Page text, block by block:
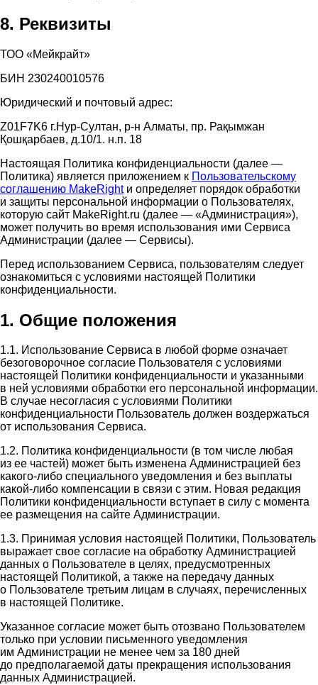
8. Реквизиты
ТОО «Мейкрайт»
БИН 230240010576
Юридический и почтовый адрес:
Z01F7K6 г.Нур-Султан, р-н Алматы, пр. Рақымжан
Қошқарбаев, д.10/1. н.п. 18
Настоящая Политика конфиденциальности (далее —
Политика) является приложением к Пользовательскому
соглашению MakeRightи определяет порядок обработки
и защиты персональной информации о Пользователях,
которую сайт MakeRight.ru (далее — «Администрация»),
может получить во время использования ими Cервиса
Администрации (далее — Сервисы).
Перед использованием Сервиса, пользователям следует
ознакомиться с условиями настоящей Политики
конфиденциальности.
1. Общие положения
1.1. Использование Сервиса в любой форме означает
безоговорочное согласие Пользователя с условиями
настоящей Политики конфиденциальности и указанными
в ней условиями обработки его персональной информации.
В случае несогласия с условиями Политики
конфиденциальности Пользователь должен воздержаться
от использования Сервиса.
1.2. Политика конфиденциальности (в том числе любая
из ее частей) может быть изменена Администрацией без
какого-либо специального уведомления и без выплаты
какой-либо компенсации в связи с этим. Новая редакция
Политики конфиденциальности вступает в силу с момента
ее размещения на сайте Администрации.
1.3. Принимая условия настоящей Политики, Пользователь
выражает свое согласие на обработку Администрацией
данных о Пользователе в целях, предусмотренных
настоящей Политикой, а также на передачу данных
о Пользователе третьим лицам в случаях, перечисленных
в настоящей Политике.
Указанное согласие может быть отозвано Пользователем
только при условии письменного уведомления
им Администрации не менее чем за 180 дней
до предполагаемой даты прекращения использования
данных Администрацией.